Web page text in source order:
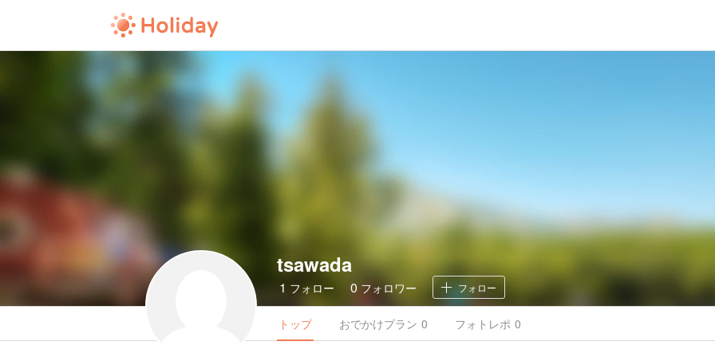
tsawada
1 フォロー 0 フォロワー フォロー
トップ おでかけプラン 0 フォトレポ 0